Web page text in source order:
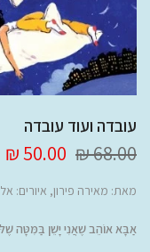
עובדה ועוד עובדה
68.00 ₪
50.00 ₪
מאת: מאירה פירון, איורים:
אַבָּא אוֹהֵב שֶׁאֲנִי יָשֵׁן בַּמִּטָּה